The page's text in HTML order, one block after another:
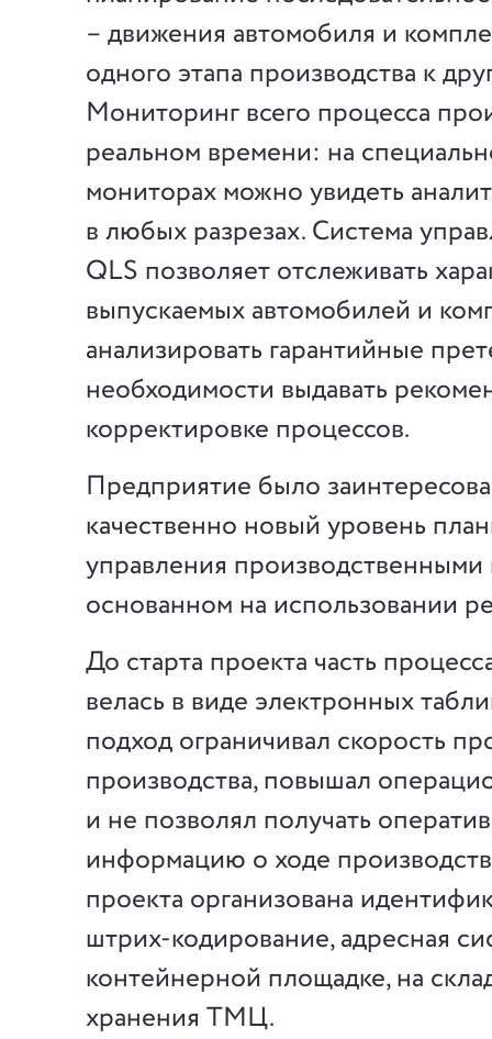
– движения автомобиля и
одного этапа производства к
Мониторинг всего процесса
реальном времени: на
мониторах можно увидеть
в любых разрезах. Система
QLS позволяет отслеживать
выпускаемых автомобилей и
анализировать гарантийные
необходимости выдавать
корректировке процессов.
Предприятие было
качественно новый уровень
управления
основанном на использовании
До старта проекта часть
велась в виде электронных
подход ограничивал скорость
производства, повышал
и не позволял получать
информацию о ходе
проекта организована
штрих-кодирование, адресная
контейнерной площадке, на
хранения ТМЦ.